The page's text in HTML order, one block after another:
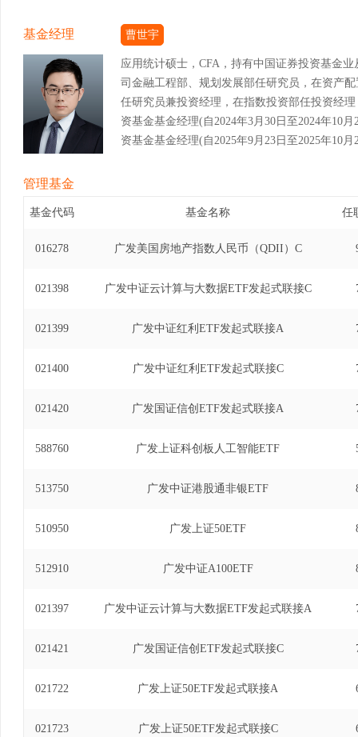
基金经理 曹世宇
应用统计硕士，CFA，持有中国证券投资基金
司金融工程部、规划发展部任研究员，在资产
任研究员兼投资经理，在指数投资部任投资经
资基金基金经理(自2024年3月30日至2024年10
资基金基金经理(自2025年9月23日至2025年10月
管理基金
基金代码 基金名称 任
016278 广发美国房地产指数人民币（QDII）C
021398 广发中证云计算与大数据ETF发起式联接C
021399 广发中证红利ETF发起式联接A
021400 广发中证红利ETF发起式联接C
021420 广发国证信创ETF发起式联接A
588760 广发上证科创板人工智能ETF
513750 广发中证港股通非银ETF
510950 广发上证50ETF
512910 广发中证A100ETF
021397 广发中证云计算与大数据ETF发起式联接A
021421 广发国证信创ETF发起式联接C
021722 广发上证50ETF发起式联接A
021723 广发上证50ETF发起式联接C